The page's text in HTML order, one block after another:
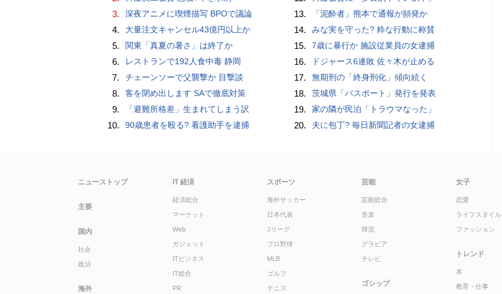
3. 深夜アニメに喫煙描写 BPOで議論
4. 大量注文キャンセル43億円以上か
5. 関東「真夏の暑さ」は終了か
6. レストランで192人食中毒 静岡
7. チェーンソーで父襲撃か 目撃談
8. 客を閉め出します SAで徹底対策
9. 「避難所格差」生まれてしまう訳
10. 90歳患者を殴る? 看護助手を逮捕
13. 「泥酔者」熊本で通報が頻発か
14. みな実を守った? 粋な行動に称賛
15. 7歳に暴行か 施設従業員の女逮捕
16. ドジャース6連敗 佐々木が止める
17. 無期刑の「終身刑化」傾向続く
18. 茨城県「パスポート」発行を発表
19. 家の隣が民泊「トラウマなった」
20. 夫に包丁? 毎日新聞記者の女逮捕
ニューストップ
主要
国内
社会
政治
海外
IT 経済
経済総合
マーケット
Web
ガジェット
ITビジネス
IT総合
PR
スポーツ
海外サッカー
日本代表
Jリーグ
プロ野球
MLB
ゴルフ
テニス
芸能
芸能総合
音楽
韓流
グラビア
テレビ
ゴシップ
女子
恋愛
ライフスタイル
ファッション
トレンド
本
教育・仕事